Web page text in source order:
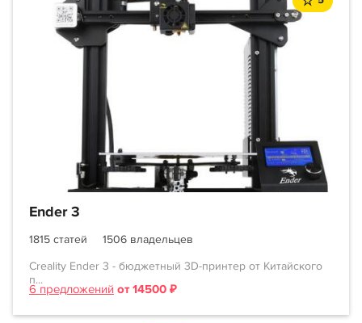
Ender 3
1815 статей
1506 владельцев
Creality Ender 3 - бюджетный 3D-принтер от Китайского
п...
6 предложений от 14500 ₽